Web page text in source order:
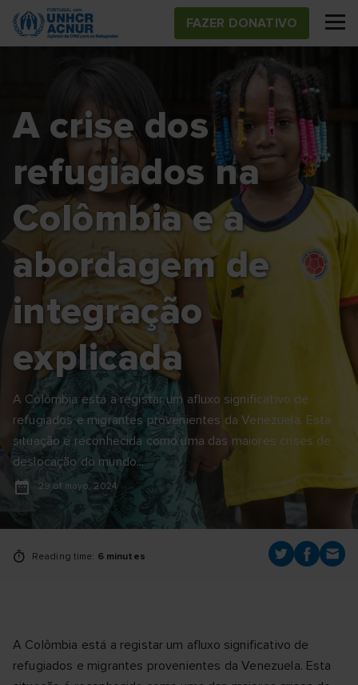
Skip
main
FAZER DONATIVO
A crise dos
refugiados na
Colômbia e a
abordagem de
integração
explicada
A Colômbia está a registar um afluxo significativo de
refugiados e migrantes provenientes da Venezuela. Esta
situação é reconhecida como uma das maiores crises de
deslocação do mundo...
29 of mayo, 2024
Reading time: 6 minutes
A Colômbia está a registar um afluxo significativo de
refugiados e migrantes provenientes da Venezuela. Esta